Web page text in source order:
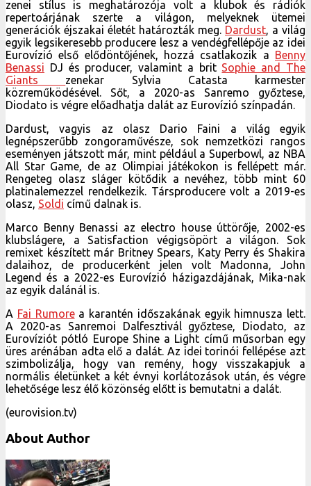
zenei stílus is meghatározója volt a klubok és rádiók
repertoárjának szerte a világon, melyeknek ütemei
generációk éjszakai életét határozták meg. Dardust, a világ
egyik legsikeresebb producere lesz a vendégfellépője az idei
Eurovízió első elődöntőjének, hozzá csatlakozik a Benny
Benassi DJ és producer, valamint a brit Sophie and The
Giants zenekar Sylvia Catasta karmester
közreműködésével. Sőt, a 2020-as Sanremo győztese,
Diodato is végre előadhatja dalát az Eurovízió színpadán.
Dardust, vagyis az olasz Dario Faini a világ egyik
legnépszerűbb zongoraművésze, sok nemzetközi rangos
eseményen játszott már, mint például a Superbowl, az NBA
All Star Game, de az Olimpiai játékokon is fellépett már.
Rengeteg olasz sláger kötődik a nevéhez, több mint 60
platinalemezzel rendelkezik. Társproducere volt a 2019-es
olasz, Soldi című dalnak is.
Marco Benny Benassi az electro house úttörője, 2002-es
klubslágere, a Satisfaction végigsöpört a világon. Sok
remixet készített már Britney Spears, Katy Perry és Shakira
dalaihoz, de producerként jelen volt Madonna, John
Legend és a 2022-es Eurovízió házigazdájának, Mika-nak
az egyik dalánál is.
A Fai Rumorea karantén időszakának egyik himnusza lett.
A 2020-as Sanremoi Dalfesztivál győztese, Diodato, az
Eurovíziót pótló Europe Shine a Light című műsorban egy
üres arénában adta elő a dalát. Az idei torinói fellépése azt
szimbolizálja, hogy van remény, hogy visszakapjuk a
normális életünket a két évnyi korlátozások után, és végre
lehetősége lesz élő közönség előtt is bemutatni a dalát.
(eurovision.tv)
About Author